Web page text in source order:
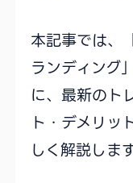
本記事では、
ランディング
に、最新のト
ト・デメリッ
しく解説します